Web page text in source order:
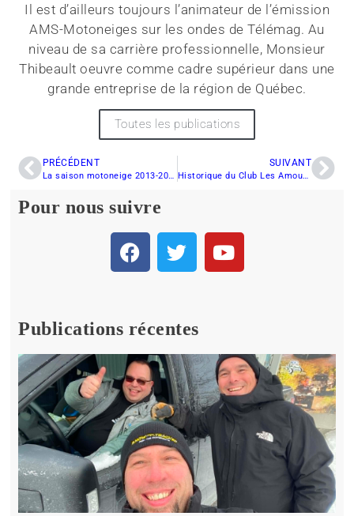
Il est d’ailleurs toujours l’animateur de l’émission
AMS-Motoneiges sur les ondes de Télémag. Au
niveau de sa carrière professionnelle, Monsieur
Thibeault oeuvre comme cadre supérieur dans une
grande entreprise de la région de Québec.
Toutes les publications
PRÉCÉDENT
La saison motoneige 2013-2014 est lancée à la Baie-James
SUIVANT
Historique du Club Les Amoureux de la Motoneige Inc. de Matane
Pour nous suivre
Publications récentes